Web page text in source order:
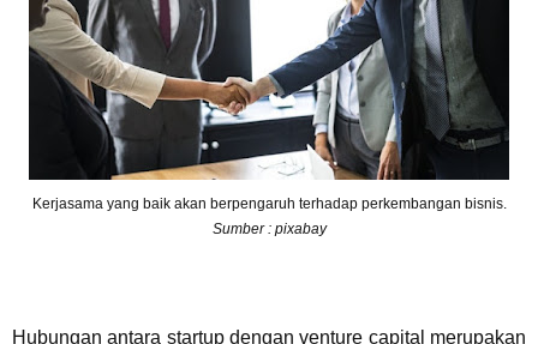
Kerjasama yang baik akan berpengaruh terhadap perkembangan bisnis.
Sumber : pixabay
Hubungan antara startup dengan venture capital merupakan